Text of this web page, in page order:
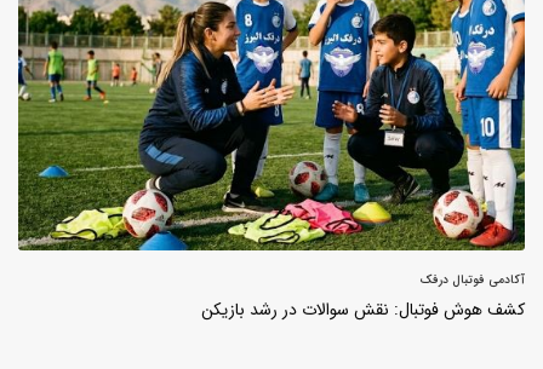
آکادمی فوتبال درفک
کشف هوش فوتبال: نقش سوالات در رشد بازیکن